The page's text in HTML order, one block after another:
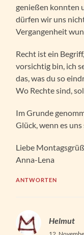
genießen konnten
dürfen wir uns
Vergangenheit
Recht ist ein
vorsichtig bin, ich
das, was du so
Wo Rechte sind,
Im Grunde
Glück, wenn es uns
Liebe
Anna-Lena
ANTWORTEN
Helmut